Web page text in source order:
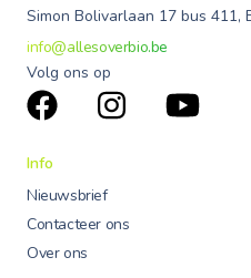
Simon Bolivarlaan 17 bus 411,
info@allesoverbio.be
Volg ons op
Info
Nieuwsbrief
Contacteer ons
Over ons